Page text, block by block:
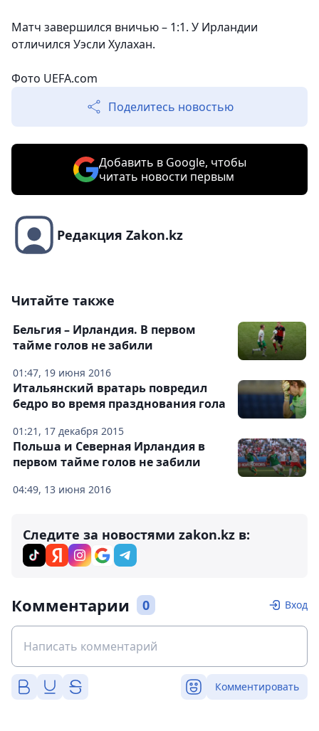
Матч завершился вничью – 1:1. У Ирландии
отличился Уэсли Хулахан.
Фото UEFA.com
Поделитесь новостью
Добавить в Google, чтобы
читать новости первым
Редакция Zakon.kz
Читайте также
01:47, 19 июня 2016
Бельгия – Ирландия. В первом
тайме голов не забили
01:21, 17 декабря 2015
Итальянский вратарь повредил
бедро во время празднования гола
04:49, 13 июня 2016
Польша и Северная Ирландия в
первом тайме голов не забили
Следите за новостями zakon.kz в:
Комментарии 0 Вход
Комментировать